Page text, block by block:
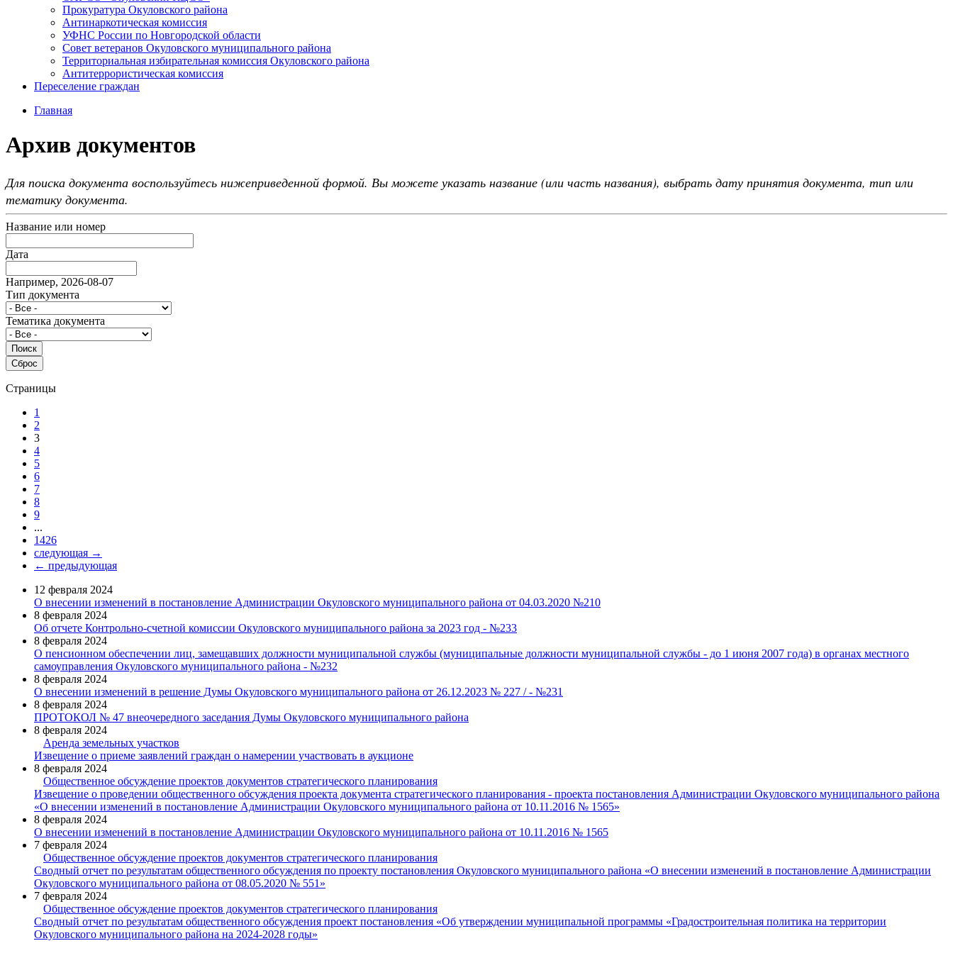
Прокуратура Окуловского района
Антинаркотическая комиссия
УФНС России по Новгородской области
Совет ветеранов Окуловского муниципального района
Территориальная избирательная комиссия Окуловского района
Антитеррористическая комиссия
Переселение граждан
Главная
Архив документов
Для поиска документа воспользуйтесь нижеприведенной формой. Вы можете указать название (или часть названия), выбрать дату принятия документа, тип или
тематику документа.
Название или номер
Дата
Например, 2026-08-07
Тип документа
Тематика документа
Страницы
1
2
3
4
5
6
7
8
9
...
1426
следующая →
← предыдующая
12 февраля 2024
О внесении изменений в постановление Администрации Окуловского муниципального района от 04.03.2020 №210
8 февраля 2024
Об отчете Контрольно-счетной комиссии Окуловского муниципального района за 2023 год - №233
8 февраля 2024
О пенсионном обеспечении лиц, замещавших должности муниципальной службы (муниципальные должности муниципальной службы - до 1 июня 2007 года) в органах местного
самоуправления Окуловского муниципального района - №232
8 февраля 2024
О внесении изменений в решение Думы Окуловского муниципального района от 26.12.2023 № 227 / - №231
8 февраля 2024
ПРОТОКОЛ № 47 внеочередного заседания Думы Окуловского муниципального района
8 февраля 2024
Аренда земельных участков
Извещение о приеме заявлений граждан о намерении участвовать в аукционе
8 февраля 2024
Общественное обсуждение проектов документов стратегического планирования
Извещение о проведении общественного обсуждения проекта документа стратегического планирования - проекта постановления Администрации Окуловского муниципального района
«О внесении изменений в постановление Администрации Окуловского муниципального района от 10.11.2016 № 1565»
8 февраля 2024
О внесении изменений в постановление Администрации Окуловского муниципального района от 10.11.2016 № 1565
7 февраля 2024
Общественное обсуждение проектов документов стратегического планирования
Сводный отчет по результатам общественного обсуждения по проекту постановления Окуловского муниципального района «О внесении изменений в постановление Администрации
Окуловского муниципального района от 08.05.2020 № 551»
7 февраля 2024
Общественное обсуждение проектов документов стратегического планирования
Сводный отчет по результатам общественного обсуждения проект постановления «Об утверждении муниципальной программы «Градостроительная политика на территории
Окуловского муниципального района на 2024-2028 годы»